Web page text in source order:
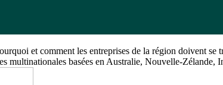
et comment les entreprises de la région doivent
multinationales basées en Australie, Nouvelle-